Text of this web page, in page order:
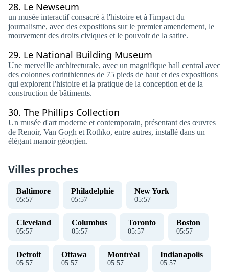
28. Le Newseum
un musée interactif consacré à l'histoire et à l'impact du
journalisme, avec des expositions sur le premier amendement, le
mouvement des droits civiques et le pouvoir de la satire.
29. Le National Building Museum
Une merveille architecturale, avec un magnifique hall central avec
des colonnes corinthiennes de 75 pieds de haut et des expositions
qui explorent l'histoire et la pratique de la conception et de la
construction de bâtiments.
30. The Phillips Collection
Un musée d'art moderne et contemporain, présentant des œuvres
de Renoir, Van Gogh et Rothko, entre autres, installé dans un
élégant manoir géorgien.
Villes proches
Baltimore
05:58
Philadelphie
05:58
New York
05:58
Cleveland
05:58
Columbus
05:58
Toronto
05:58
Boston
05:58
Detroit
05:58
Ottawa
05:58
Montréal
05:58
Indianapolis
05:58